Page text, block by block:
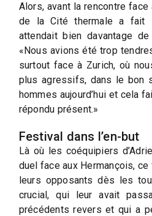
Alors, avant la rencontre face
de la Cité thermale a fait
attendait bien davantage
«Nous avions été trop
surtout face à Zurich, où
plus agressifs, dans le bon
hommes aujourd’hui et cela
répondu présent.»
Festival dans l’en-but
Là où les coéquipiers
duel face aux Hermançois,
leurs opposants dès les
crucial, qui leur avait
précédents revers et qui a